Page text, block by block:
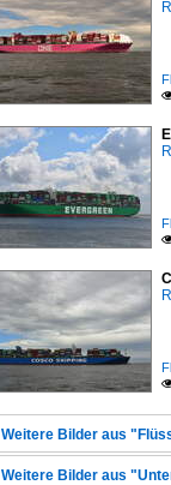
Weitere Bilder aus
Weitere Bilder aus